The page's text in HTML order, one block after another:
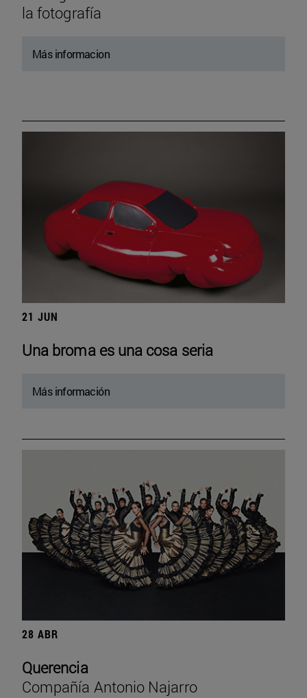
la fotografía
Más informacion
21 JUN
Una broma es una cosa seria
Más información
28 ABR
Querencia
Compañía Antonio Najarro